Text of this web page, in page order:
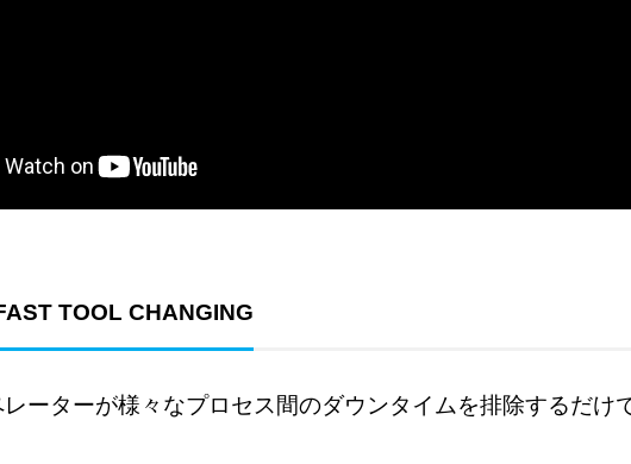
TOOL CHANGING
ーターが様々なプロセス間のダウンタイムを排除するだけ